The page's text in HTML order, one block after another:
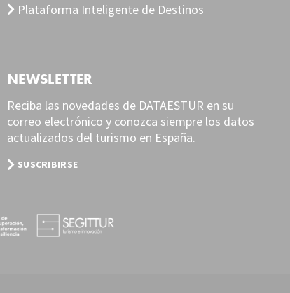
Plataforma Inteligente de Destinos
NEWSLETTER
Reciba las novedades de DATAESTUR en su
correo electrónico y conozca siempre los datos
actualizados del turismo en España.
SUSCRIBIRSE